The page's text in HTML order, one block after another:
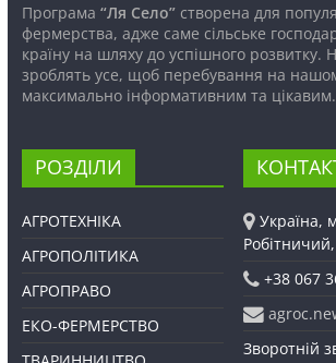
Програма “Ля Село”створена для
фермерства, адже саме сільське
країну на шляху до успішного розвитку.
зроблять усе, щоб перебування на
максимально інформативним та цікавим.
РОЗДІЛИ
АГРОТЕХНІКА
АГРОПОЛІТИКА
АГРОПРАВО
ЕКО-ФЕРМЕРСТВО
Україна,
+38 067
Зворотній